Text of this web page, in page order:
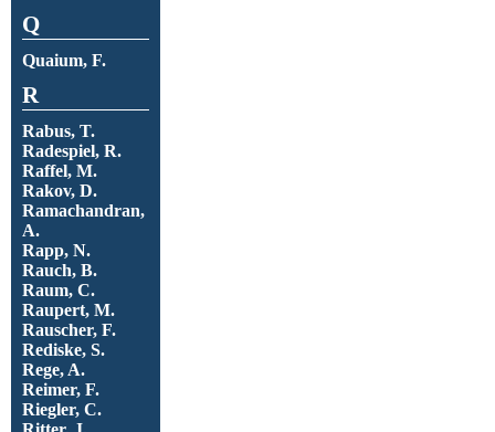
Q
Quaium, F.
R
Rabus, T.
Radespiel, R.
Raffel, M.
Rakov, D.
Ramachandran,
A.
Rapp, N.
Rauch, B.
Raum, C.
Raupert, M.
Rauscher, F.
Rediske, S.
Rege, A.
Reimer, F.
Riegler, C.